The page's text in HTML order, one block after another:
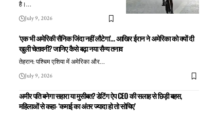
है।…
July 9, 2026
‘एक भी अमेरिकी सैनिक जिंदा नहीं लौटेगा’… आखिर ईरान ने अमेरिका को क्यों दी
खुली चेतावनी? जानिए कैसे बढ़ा नया सैन्य तनाव
तेहरान: पश्चिम एशिया में अमेरिका और…
July 9, 2026
अमीर पति बनेगा सहारा या मुसीबत? डेटिंग ऐप CEO की सलाह से छिड़ी बहस,
महिलाओं से कहा- ‘कमाई का अंतर ज्यादा हो तो सोचिए’